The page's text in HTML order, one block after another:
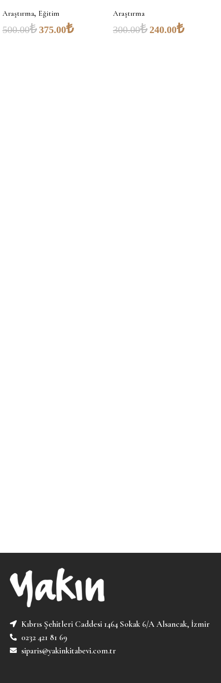
Araştırma, Eğitim
500.00₺375.00₺
Araştırma
300.00₺240.00₺
Kıbrıs Şehitleri Caddesi 1464 Sokak 6/A Alsancak, İzmir
0232 421 81 69
siparis@yakinkitabevi.com.tr